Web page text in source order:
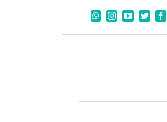
Facebook
Twitter
YouTube
Instagram
WhatsApp